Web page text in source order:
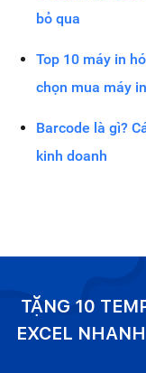
bỏ qua
Top 10 máy in
chọn mua máy in
Barcode là gì?
kinh doanh
TẶNG 10
EXCEL